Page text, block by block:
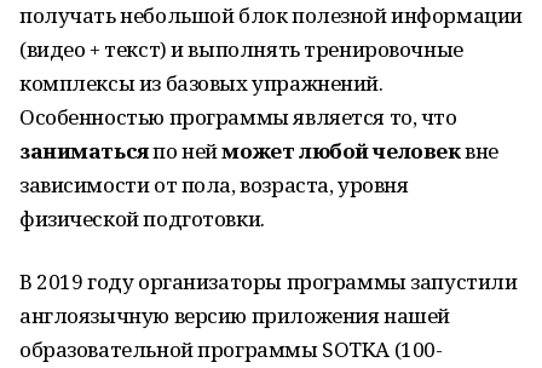
получать небольшой блок полезной информации
(видео + текст) и выполнять тренировочные
комплексы из базовых упражнений.
Особенностью программы является то, что
заниматьсяпо нейможет любой человеквне
зависимости от пола, возраста, уровня
физической подготовки.
В 2019 году организаторы программы запустили
англоязычную версию приложения нашей
образовательной программы SOTKA (100-